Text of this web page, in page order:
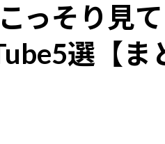
っそり見
選【ま